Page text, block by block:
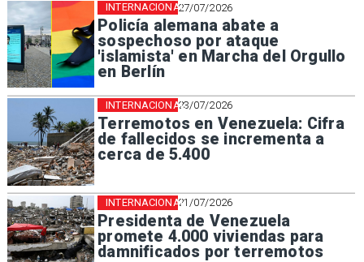
27/07/2026
Policía alemana abate a
sospechoso por ataque
'islamista' en Marcha del Orgullo
en Berlín
INTERNACIONAL
23/07/2026
Terremotos en Venezuela: Cifra
de fallecidos se incrementa a
cerca de 5.400
INTERNACIONAL
21/07/2026
Presidenta de Venezuela
promete 4.000 viviendas para
damnificados por terremotos
INTERNACIONAL